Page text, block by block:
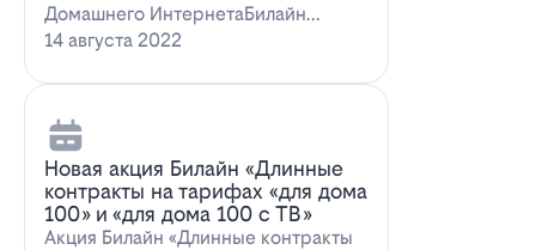
Домашнего ИнтернетаБилайн
увеличил скорость Домашнего
14 августа 2022
Новая акция Билайн «Длинные
контракты на тарифах «для дома
100» и «для дома 100 с ТВ»
Акция Билайн «Длинные контракты